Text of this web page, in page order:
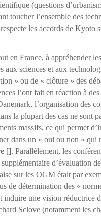
(questions
toucher l’ensemble des
les accords de Kyoto
en France, à appréhender
aux sciences et aux
» ou de « clôture » des
l’ont fait en réaction à
l’organisation des
la plupart des cas ne sont
massifs, ce qui permet
dans un « oui ou non » qui
[]. Parallèlement, les
d’évaluation
sur les OGM était par
de détermination des «
induire une vision réductrice
Sclove (notamment les